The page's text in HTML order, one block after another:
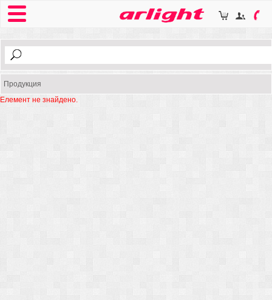
Продукция
Елемент не знайдено.